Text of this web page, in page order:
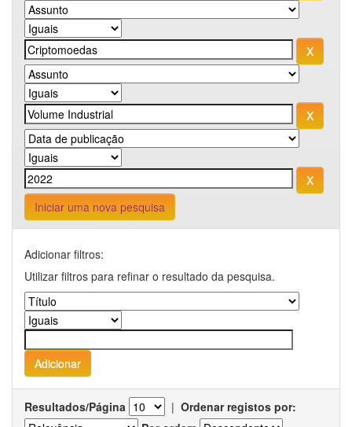
Iniciar uma nova pesquisa
Adicionar filtros:
Utilizar filtros para refinar o resultado da pesquisa.
Resultados/Página | Ordenar registos por: